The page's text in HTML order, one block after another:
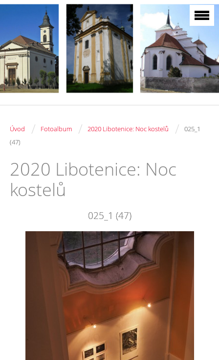
Úvod / Fotoalbum / 2020 Libotenice: Noc kostelů /
025_1
(47)
2020 Libotenice: Noc
kostelů
025_1 (47)